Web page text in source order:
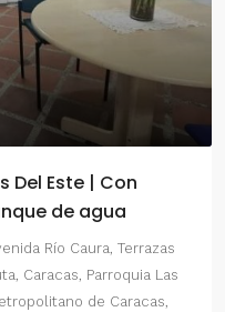
Del Este | Con
de agua
Río Caura, Terrazas
Caracas, Parroquia Las
de Caracas,